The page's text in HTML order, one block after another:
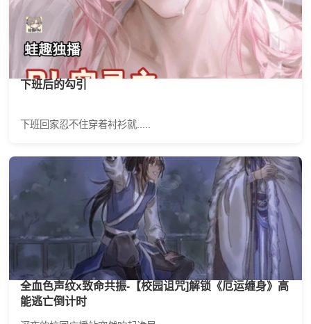
下班后的勾引
下班回家忍不住穿着衬衫就.....
全血色声纹x致命共振-【校园诅咒]解锁《厄运缠身》高
能逃亡倒计时